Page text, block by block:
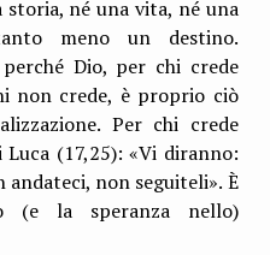
né una vita, né una
meno un destino.
Dio, per chi crede
non crede, è proprio ciò
Per chi crede
(17,25): «Vi diranno:
andateci, non seguiteli». È
(e la speranza nello)